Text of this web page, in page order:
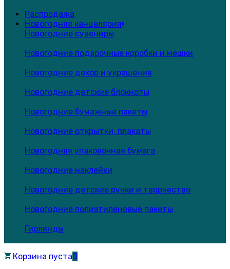
Распродажа
Новогодняя канцелярия
Новогодние сувениры
Новогодние подарочные коробки и мешки
Новогодние декор и украшения
Новогодние детские блокноты
Новогодние бумажные пакеты
Новогодние открытки, плакаты
Новогодняя упаковочная бумага
Новогодние наклейки
Новогодние детские ручки и творчество
Новогодние полиэтиленовые пакеты
Гирлянды
Корзина пуста0